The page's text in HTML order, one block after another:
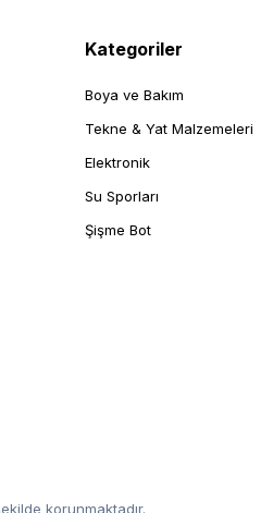
Kategoriler
Boya ve Bakım
Tekne & Yat Malzemeleri
Elektronik
Su Sporları
Şişme Bot
korunmaktadır.